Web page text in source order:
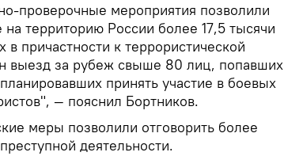
проверочные мероприятия позволили
территорию России более 17,5 тысячи
причастности к террористической
выезд за рубеж свыше 80 лиц, попавших
принять участие в боевых
— пояснил Бортников.
меры позволили отговорить более
деятельности.